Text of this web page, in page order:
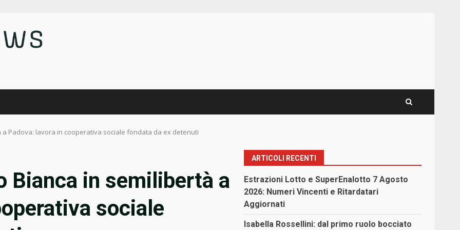
a Padova: lavora in cooperativa sociale fondata da ex detenuti
Bianca in semilibertà a
sociale
ARTICOLI RECENTI
Estrazioni Lotto e SuperEnalotto 7 Agosto
2026: Numeri Vincenti e Ritardatari
Aggiornati
Isabella Rossellini: dal primo ruolo bocciato